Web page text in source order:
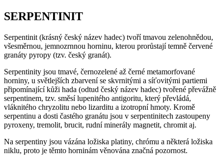
SERPENTINIT
Serpentinit (krásný český název hadec) tvoří tmavou zelenohnědou,
všesměrnou, jemnozrnnou horninu, kterou prorůstají temně červené
granáty pyropy (tzv. český granát).
Serpentinity jsou tmavé, černozelené až černé metamorfované
horniny, u světlejších zbarvení se skvrnitými a síťovitými partiemi
připomínající kůži hada (odtud český název hadec) tvořené převážně
serpentinem, tzv. směsí lupenitého antigoritu, který převládá,
vláknitého chryzolitu nebo lizarditu a izotropní hmoty. Kromě
serpentinu a dosti častého granátu jsou v serpentinitech zastoupeny
pyroxeny, tremolit, brucit, rudní minerály magnetit, chromit aj.
Na serpentiny jsou vázána ložiska platiny, chrómu a některá ložiska
niklu, proto je těmto horninám věnována značná pozornost.